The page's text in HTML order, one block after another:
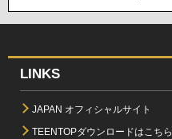
LINKS
JAPAN オフィシャルサイト
TEENTOPダウンロードはこちら